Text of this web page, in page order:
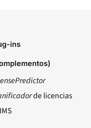
ins
de licencias